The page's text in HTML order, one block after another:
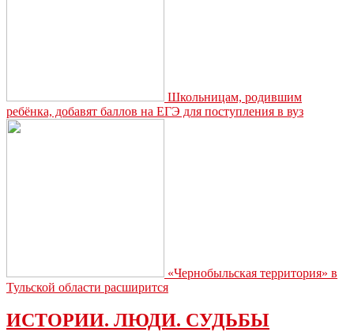
Школьницам, родившим
ребёнка, добавят баллов на ЕГЭ для поступления в вуз
«Чернобыльская территория» в
Тульской области расширится
ИСТОРИИ. ЛЮДИ. СУДЬБЫ